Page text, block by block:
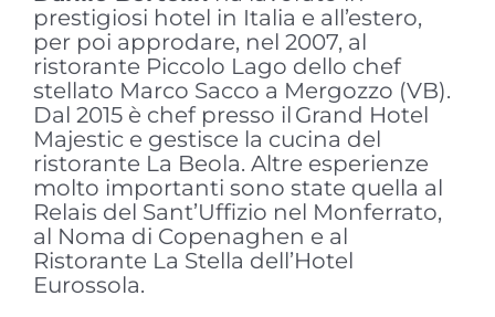
prestigiosi hotel in Italia e all’estero,
per poi approdare, nel 2007, al
ristorante Piccolo Lago dello chef
stellato Marco Sacco a Mergozzo (VB).
Dal 2015 è chef presso il Grand Hotel
Majestic e gestisce la cucina del
ristorante La Beola. Altre esperienze
molto importanti sono state quella al
Relais del Sant’Uffizio nel Monferrato,
al Noma di Copenaghen e al
Ristorante La Stella dell’Hotel
Eurossola.